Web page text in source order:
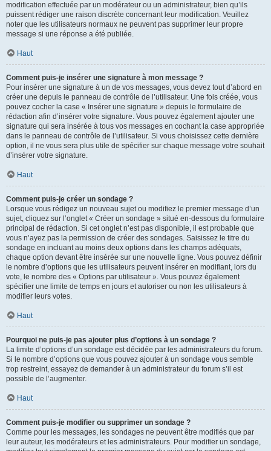
modification effectuée par un modérateur ou un administrateur, bien qu’ils
puissent rédiger une raison discrète concernant leur modification. Veuillez
noter que les utilisateurs normaux ne peuvent pas supprimer leur propre
message si une réponse a été publiée.
Haut
Comment puis-je insérer une signature à mon message ?
Pour insérer une signature à un de vos messages, vous devez tout d’abord en
créer une depuis le panneau de contrôle de l’utilisateur. Une fois créée, vous
pouvez cocher la case « Insérer une signature » depuis le formulaire de
rédaction afin d’insérer votre signature. Vous pouvez également ajouter une
signature qui sera insérée à tous vos messages en cochant la case appropriée
dans le panneau de contrôle de l’utilisateur. Si vous choisissez cette dernière
option, il ne vous sera plus utile de spécifier sur chaque message votre souhait
d’insérer votre signature.
Haut
Comment puis-je créer un sondage ?
Lorsque vous rédigez un nouveau sujet ou modifiez le premier message d’un
sujet, cliquez sur l’onglet « Créer un sondage » situé en-dessous du formulaire
principal de rédaction. Si cet onglet n’est pas disponible, il est probable que
vous n’ayez pas la permission de créer des sondages. Saisissez le titre du
sondage en incluant au moins deux options dans les champs adéquats,
chaque option devant être insérée sur une nouvelle ligne. Vous pouvez définir
le nombre d’options que les utilisateurs peuvent insérer en modifiant, lors du
vote, le nombre des « Options par utilisateur ». Vous pouvez également
spécifier une limite de temps en jours et autoriser ou non les utilisateurs à
modifier leurs votes.
Haut
Pourquoi ne puis-je pas ajouter plus d’options à un sondage ?
La limite d’options d’un sondage est décidée par les administrateurs du forum.
Si le nombre d’options que vous pouvez ajouter à un sondage vous semble
trop restreint, essayez de demander à un administrateur du forum s’il est
possible de l’augmenter.
Haut
Comment puis-je modifier ou supprimer un sondage ?
Comme pour les messages, les sondages ne peuvent être modifiés que par
leur auteur, les modérateurs et les administrateurs. Pour modifier un sondage,